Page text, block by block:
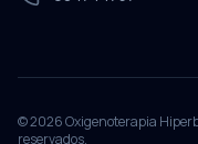
©2026Oxigenoterapia
reservados.